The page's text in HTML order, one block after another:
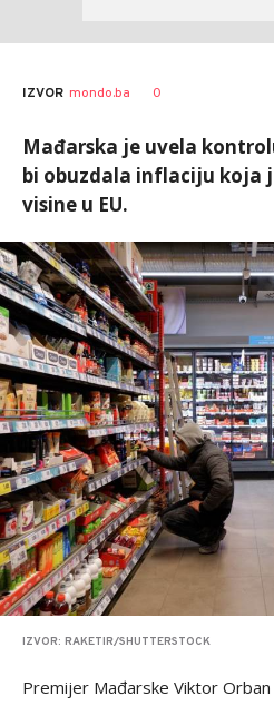
IZVOR mondo.ba 0
Mađarska je uvela
bi obuzdala inflaciju koja
visine u EU.
IZVOR: RAKETIR/SHUTTERSTOCK
Premijer Mađarske Viktor